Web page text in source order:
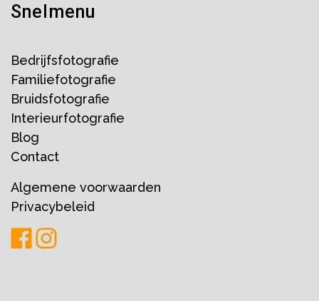
Snelmenu
Bedrijfsfotografie
Familiefotografie
Bruidsfotografie
Interieurfotografie
Blog
Contact
Algemene voorwaarden
Privacybeleid